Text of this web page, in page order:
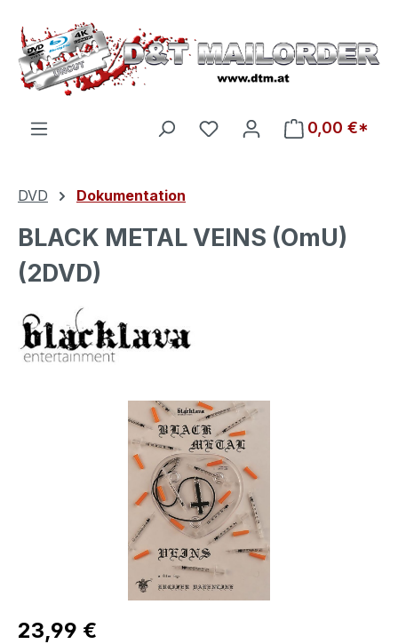
Zum Hauptinhalt springen
Du hast 0 Produkte auf
0,00 €*
DVD Dokumentation
BLACK METAL VEINS (OmU)
(2DVD)
Bildergalerie überspringen
Regulärer Preis:
23,99 €